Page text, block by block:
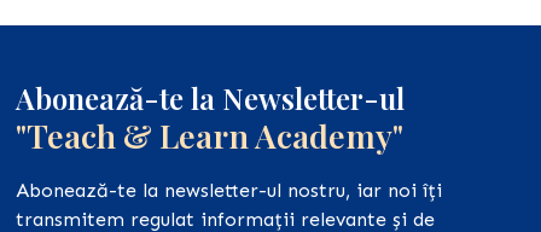
Abonează-te la Newsletter-ul
"Teach & Learn Academy"
Abonează-te la newsletter-ul nostru, iar noi îți
transmitem regulat informații relevante și de